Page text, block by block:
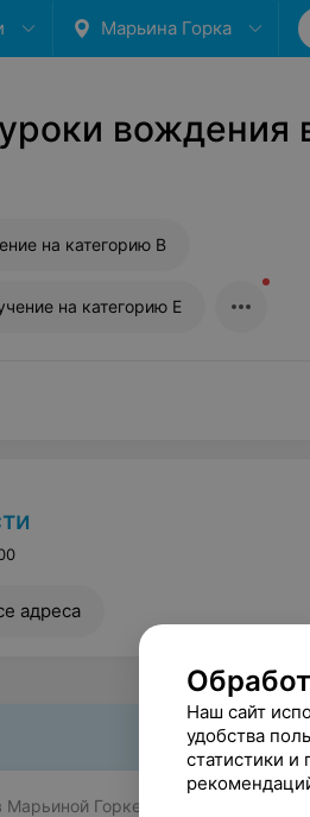
Марьина Горка
вождения
на категорию B
на категорию E
адреса
Горке
Наш сайт
удобства
статистики и